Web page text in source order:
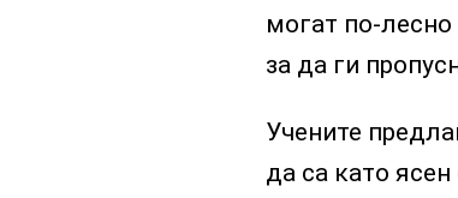
могат по-
за да ги
Учените
да са като